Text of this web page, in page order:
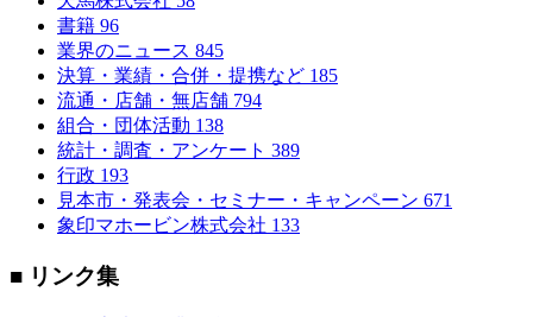
書籍 96
業界のニュース 845
決算・業績・合併・提携など 185
流通・店舗・無店舗 794
組合・団体活動 138
統計・調査・アンケート 389
行政 193
見本市・発表会・セミナー・キャンペーン 671
象印マホービン株式会社 133
■ リンク集